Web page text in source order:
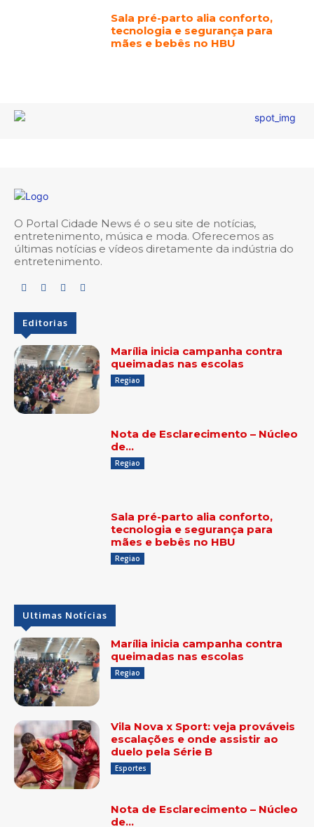
Sala pré-parto alia conforto,
tecnologia e segurança para
mães e bebês no HBU
O Portal Cidade News é o seu site de notícias,
entretenimento, música e moda. Oferecemos as
últimas notícias e vídeos diretamente da indústria do
entretenimento.
Editorias
Marília inicia campanha contra
queimadas nas escolas
Regiao
Nota de Esclarecimento – Núcleo
de…
Regiao
Sala pré-parto alia conforto,
tecnologia e segurança para
mães e bebês no HBU
Regiao
Ultimas Notícias
Marília inicia campanha contra
queimadas nas escolas
Regiao
Vila Nova x Sport: veja prováveis
escalações e onde assistir ao
duelo pela Série B
Esportes
Nota de Esclarecimento – Núcleo
de…